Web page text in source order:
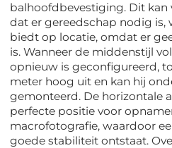
balhoofdbevestiging. Dit
dat er gereedschap nodig is,
biedt op locatie, omdat er
is. Wanneer de middenstijl
opnieuw is geconfigureerd,
meter hoog uit en kan hij
gemonteerd. De horizontale
perfecte positie voor
macrofotografie, waardoor
goede stabiliteit ontstaat.